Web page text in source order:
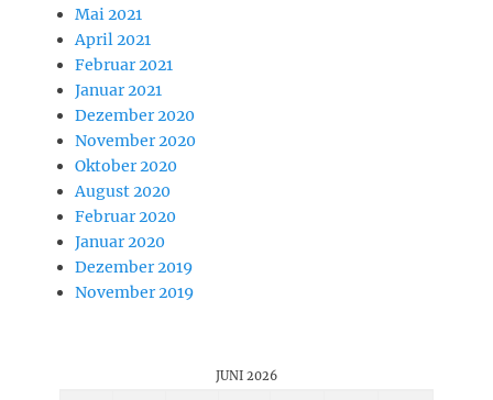
Mai 2021
April 2021
Februar 2021
Januar 2021
Dezember 2020
November 2020
Oktober 2020
August 2020
Februar 2020
Januar 2020
Dezember 2019
November 2019
JUNI 2026